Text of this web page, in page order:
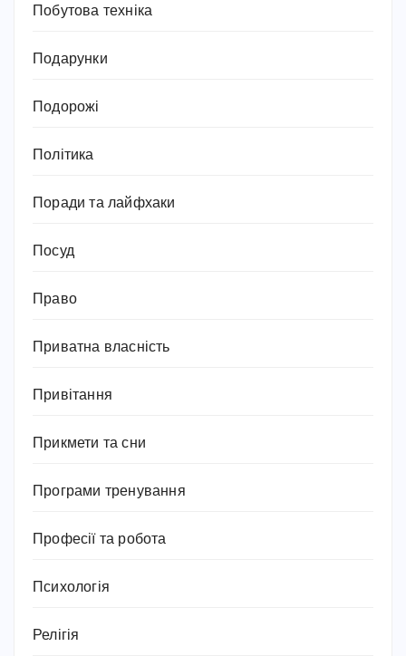
Побутова техніка
Подарунки
Подорожі
Політика
Поради та лайфхаки
Посуд
Право
Приватна власність
Привітання
Прикмети та сни
Програми тренування
Професії та робота
Психологія
Релігія